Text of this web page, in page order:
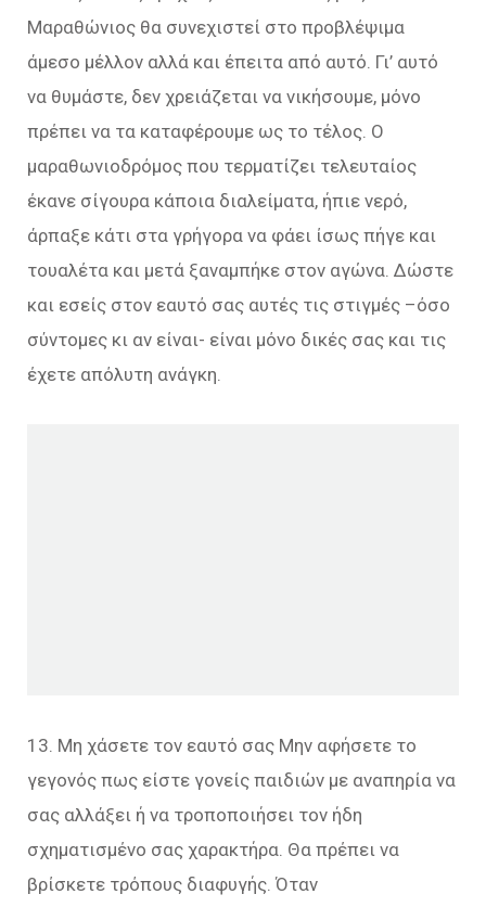
Μαραθώνιος θα συνεχιστεί στο προβλέψιμα
άμεσο μέλλον αλλά και έπειτα από αυτό. Γι’ αυτό
να θυμάστε, δεν χρειάζεται να νικήσουμε, μόνο
πρέπει να τα καταφέρουμε ως το τέλος. Ο
μαραθωνιοδρόμος που τερματίζει τελευταίος
έκανε σίγουρα κάποια διαλείματα, ήπιε νερό,
άρπαξε κάτι στα γρήγορα να φάει ίσως πήγε και
τουαλέτα και μετά ξαναμπήκε στον αγώνα. Δώστε
και εσείς στον εαυτό σας αυτές τις στιγμές –όσο
σύντομες κι αν είναι- είναι μόνο δικές σας και τις
έχετε απόλυτη ανάγκη.
13. Μη χάσετε τον εαυτό σας Μην αφήσετε το
γεγονός πως είστε γονείς παιδιών με αναπηρία να
σας αλλάξει ή να τροποποιήσει τον ήδη
σχηματισμένο σας χαρακτήρα. Θα πρέπει να
βρίσκετε τρόπους διαφυγής. Όταν